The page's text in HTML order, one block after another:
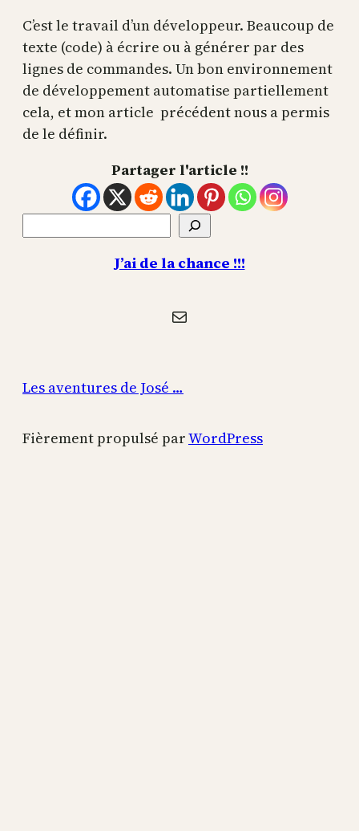
C’est le travail d’un développeur. Beaucoup de
texte (code) à écrire ou à générer par des
lignes de commandes. Un bon environnement
de développement automatise partiellement
cela, et mon article précédent nous a permis
de le définir.
Partager l'article !!
J’ai de la chance !!!
E-mail
Les aventures de José …
Fièrement propulsé parWordPress